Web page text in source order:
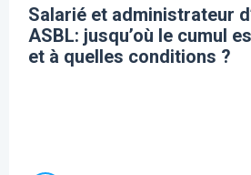
Salarié et administrateur
ASBL: jusqu’où le cumul
et à quelles conditions ?